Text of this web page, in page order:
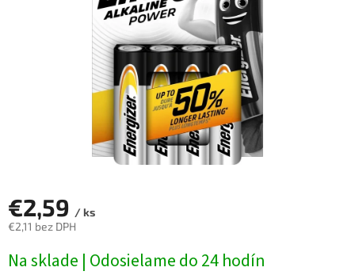
€2,59 / ks
€2,11 bez DPH
cena:
Na sklade | Odosielame do 24 hodín